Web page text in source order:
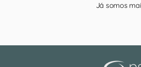
Já somos